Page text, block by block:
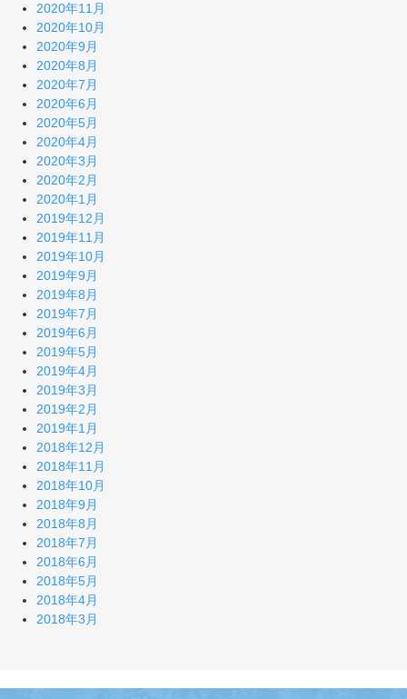
2020年11月
2020年10月
2020年9月
2020年8月
2020年7月
2020年6月
2020年5月
2020年4月
2020年3月
2020年2月
2020年1月
2019年12月
2019年11月
2019年10月
2019年9月
2019年8月
2019年7月
2019年6月
2019年5月
2019年4月
2019年3月
2019年2月
2019年1月
2018年12月
2018年11月
2018年10月
2018年9月
2018年8月
2018年7月
2018年6月
2018年5月
2018年4月
2018年3月